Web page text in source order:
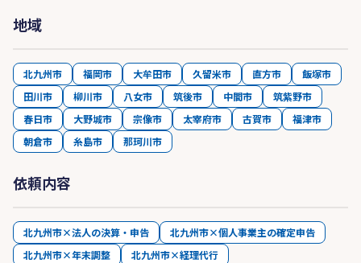
地域
北九州市 福岡市 大牟田市 久留米市 直方市
飯塚市
田川市
柳川市 八女市 筑後市 中間市
筑紫野市
春日市
大野城市 宗像市 太宰府市 古賀市
福津市
朝倉市
糸島市 那珂川市
依頼内容
北九州市×法人の決算・申告
北九州市×個人事業主の確定申告
北九州市×年末調整
北九州市×経理代行